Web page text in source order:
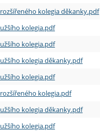
rozšířeného kolegia děkanky.pdf
kolegia.pdf
kolegia.pdf
užšího kolegia děkanky.pdf
kolegia.pdf
rozšířeného kolegia.pdf
užšího kolegia děkanky.pdf
kolegia.pdf